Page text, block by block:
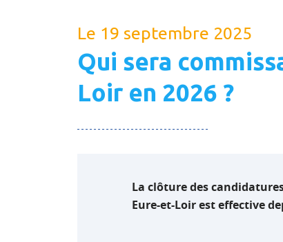
Le 19 septembre 2025
Qui sera
Loir en 2026 ?
La clôture des
Eure-et-Loir est effective